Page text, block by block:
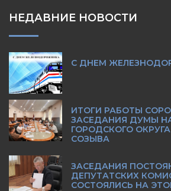
НЕДАВНИЕ НОВОСТИ
С ДНЕМ
ИТОГИ РАБОТЫ
ЗАСЕДАНИЯ ДУМЫ
ГОРОДСКОГО
СОЗЫВА
ЗАСЕДАНИЯ
ДЕПУТАТСКИХ
СОСТОЯЛИСЬ НА